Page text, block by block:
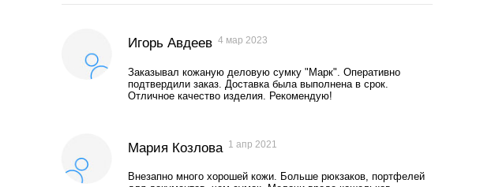
Игорь Авдеев 4 мар 2023
Заказывал кожаную деловую сумку "Марк". Оперативно
подтвердили заказ. Доставка была выполнена в срок.
Отличное качество изделия. Рекомендую!
Мария Козлова 1 апр 2021
Внезапно много хорошей кожи. Больше рюкзаков, портфелей